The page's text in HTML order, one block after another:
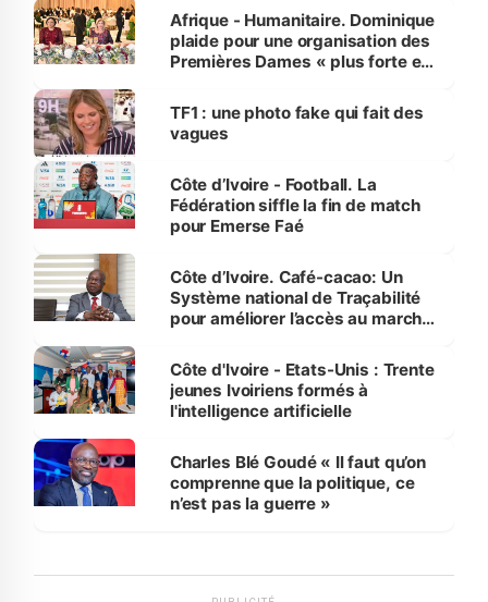
Afrique - Humanitaire. Dominique
plaide pour une organisation des
Premières Dames « plus forte et
sur la scène internationale »
TF1 : une photo fake qui fait des
vagues
Côte d’Ivoire - Football. La
Fédération siffle la fin de match
pour Emerse Faé
Côte d’Ivoire. Café-cacao: Un
Système national de Traçabilité
pour améliorer l’accès au marché
Côte d'Ivoire - Etats-Unis : Trente
jeunes Ivoiriens formés à
l'intelligence artificielle
Charles Blé Goudé « Il faut qu’on
comprenne que la politique, ce
n’est pas la guerre »